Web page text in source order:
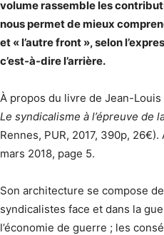
volume rassemble les
nous permet de mieux
et « l’autre front », selon
c’est-à-dire l’arrière.
À propos du livre de Jean-
Le syndicalisme à l’épreuve de
Rennes, PUR, 2017, 390p,
mars 2018, page 5.
Son architecture se compose
syndicalistes face et dans la
l’économie de guerre ; les